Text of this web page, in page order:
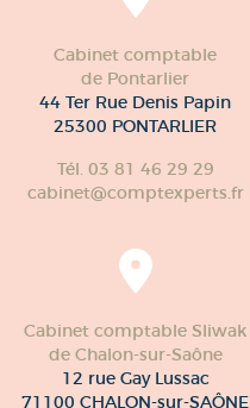
Cabinet comptable
de Pontarlier
44 Ter Rue Denis Papin
25300 PONTARLIER
Tél. 03 81 46 29 29
cabinet@comptexperts.fr
Cabinet comptable Sliwak
de Chalon-sur-Saône
12 rue Gay Lussac
71100 CHALON-sur-SAÔNE